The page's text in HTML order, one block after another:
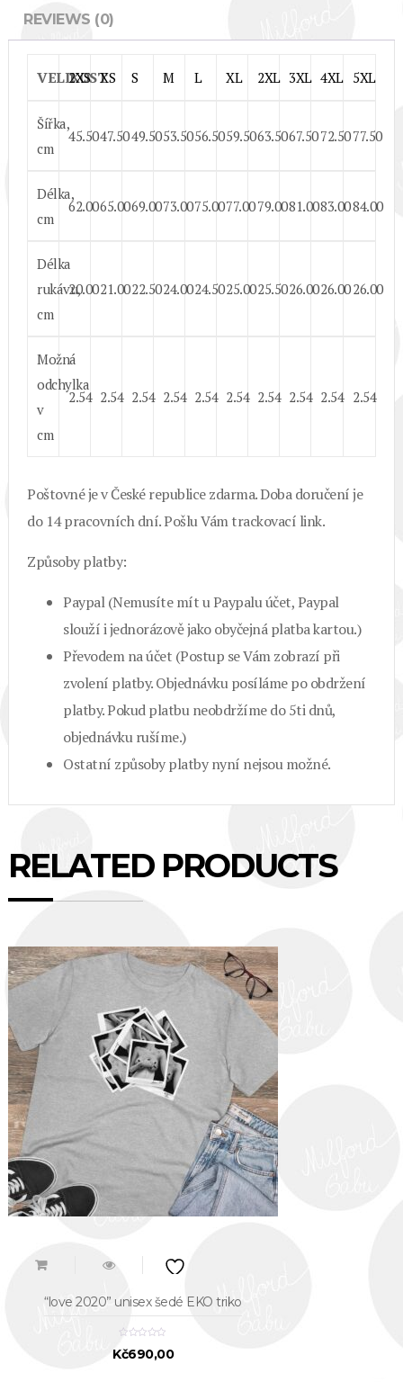
REVIEWS (0)
VELIKOST
2XS XS S M L XL 2XL 3XL 4XL 5XL
Šířka,
cm
45.5047.5049.5053.5056.5059.5063.5067.5072.5077.50
Délka,
cm
62.0065.0069.0073.0075.0077.0079.0081.0083.0084.00
Délka
rukávu,
cm
20.0021.0022.5024.0024.5025.0025.5026.0026.0026.00
Možná
odchylka
v
cm
2.54 2.54 2.54 2.54 2.54 2.54 2.54 2.54 2.54 2.54
Poštovné je v České republice zdarma. Doba doručení je
do 14 pracovních dní. Pošlu Vám trackovací link.
Způsoby platby:
Paypal (Nemusíte mít u Paypalu účet, Paypal
slouží i jednorázově jako obyčejná platba kartou.)
Převodem na účet (Postup se Vám zobrazí při
zvolení platby. Objednávku posíláme po obdržení
platby. Pokud platbu neobdržíme do 5ti dnů,
objednávku rušíme.)
Ostatní způsoby platby nyní nejsou možné.
RELATED PRODUCTS
“love 2020” unisex šedé EKO triko
Kč690,00